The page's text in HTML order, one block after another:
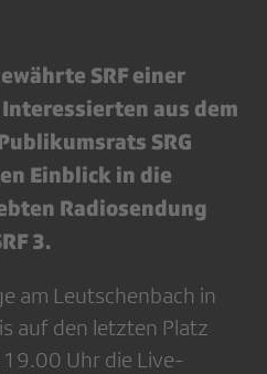
SRF einer
aus dem
SRG
Einblick in die
Radiosendung
3.
am Leutschenbach in
auf den letzten Platz
Uhr die Live-